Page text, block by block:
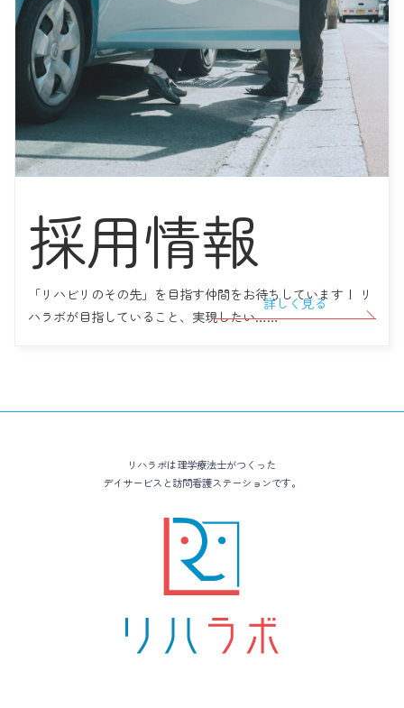
2022年09月14日
【予告！会社説明会】 リハラボ町田、看護師を募集！
2022年09月05日
いつまでたっても社会勉強！ リハラボ高円寺とAさんの10年間の軌
跡
【お知らせ】 2022年9月よりリハラボ町田に「言語聴覚士」 がメン
バーとして加わります！
採用情報
「リハビリのその先」を目指す仲間をお待ちしています！ リ
ハラボが目指していること、実現したい……
詳しく見る
リハラボは理学療法士がつくった
デイサービスと訪問看護ステーションです。